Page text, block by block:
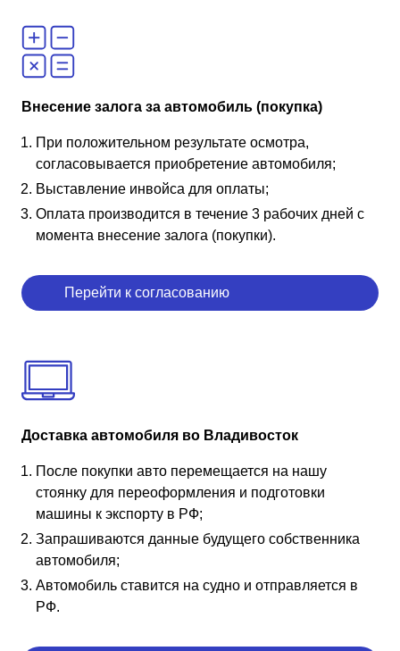
Внесение залога за автомобиль (покупка)
При положительном результате осмотра,
согласовывается приобретение автомобиля;
Выставление инвойса для оплаты;
Оплата производится в течение 3 рабочих дней с
момента внесение залога (покупки).
Перейти к согласованию
Доставка автомобиля во Владивосток
После покупки авто перемещается на нашу
стоянку для переоформления и подготовки
машины к экспорту в РФ;
Запрашиваются данные будущего собственника
автомобиля;
Автомобиль ставится на судно и отправляется в
РФ.